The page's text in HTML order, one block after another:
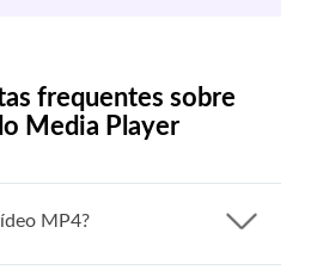
frequentes sobre
Media Player
MP4?